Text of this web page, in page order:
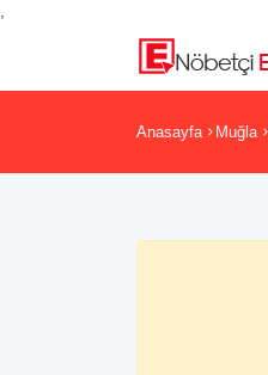
Anasayfa Muğla